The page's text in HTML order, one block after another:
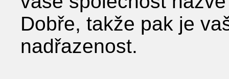
Dobře, takže pak je
nadřazenost.